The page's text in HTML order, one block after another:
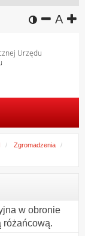
wersja
A
Urzędu
Zgromadzenia
w obronie
różańcową.